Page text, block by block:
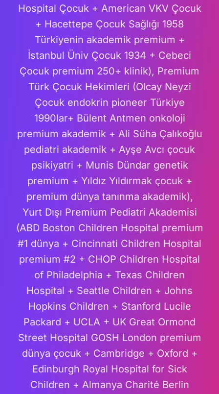
Hospital Çocuk + American VKV Çocuk
+ Hacettepe Çocuk Sağlığı 1958
Türkiyenin akademik premium +
İstanbul Üniv Çocuk 1934 + Cebeci
Çocuk premium 250+ klinik), Premium
Türk Çocuk Hekimleri (Olcay Neyzi
Çocuk endokrin pioneer Türkiye
1990lar+ Bülent Antmen onkoloji
premium akademik + Ali Süha Çalıkoğlu
pediatri akademik + Ayşe Avcı çocuk
psikiyatri + Munis Dündar genetik
premium + Yıldız Yıldırmak çocuk +
premium dünya tanınma akademik),
Yurt Dışı Premium Pediatri Akademisi
(ABD Boston Children Hospital premium
#1 dünya + Cincinnati Children Hospital
premium #2 + CHOP Children Hospital
of Philadelphia + Texas Children
Hospital + Seattle Children + Johns
Hopkins Children + Stanford Lucile
Packard + UCLA + UK Great Ormond
Street Hospital GOSH London premium
dünya çocuk + Cambridge + Oxford +
Edinburgh Royal Hospital for Sick
Children + Almanya Charité Berlin